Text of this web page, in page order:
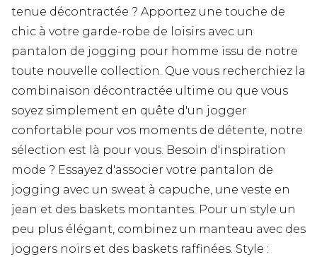
tenue décontractée ? Apportez une touche de
chic à votre garde-robe de loisirs avec un
pantalon de jogging pour homme issu de notre
toute nouvelle collection. Que vous recherchiez la
combinaison décontractée ultime ou que vous
soyez simplement en quête d'un jogger
confortable pour vos moments de détente, notre
sélection est là pour vous. Besoin d'inspiration
mode ? Essayez d'associer votre pantalon de
jogging avec un sweat à capuche, une veste en
jean et des baskets montantes. Pour un style un
peu plus élégant, combinez un manteau avec des
joggers noirs et des baskets raffinées. Style :